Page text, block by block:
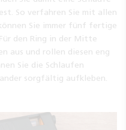
So verfahren Sie mit allen
Sie immer fünf fertige
den Ring in der Mitte
aus und rollen diesen eng
Sie die Schlaufen
sorgfältig aufkleben.